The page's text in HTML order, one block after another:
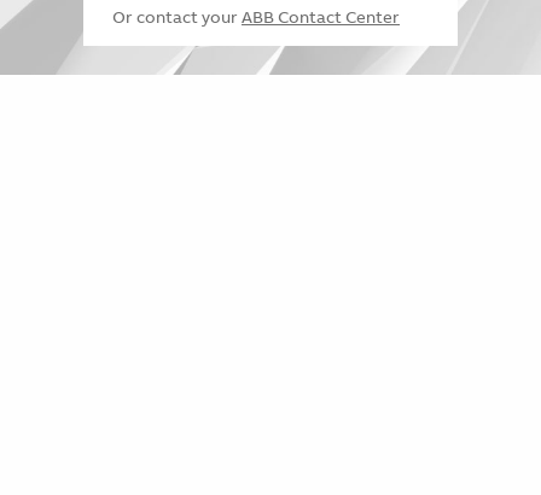
Or contact your ABB Contact Center